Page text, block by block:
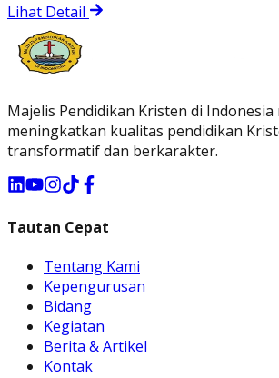
Lihat Detail
Majelis Pendidikan Kristen di
meningkatkan kualitas pendidikan
transformatif dan berkarakter.
Tautan Cepat
Tentang Kami
Kepengurusan
Bidang
Kegiatan
Berita & Artikel
Kontak